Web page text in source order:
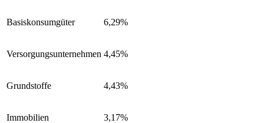
Basiskonsumgüter 6,29%
Versorgungsunternehmen 4,45%
Grundstoffe 4,43%
Immobilien 3,17%